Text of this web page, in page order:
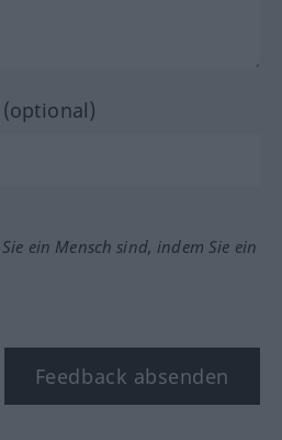
ein Mensch sind, indem Sie ein
Feedback absenden